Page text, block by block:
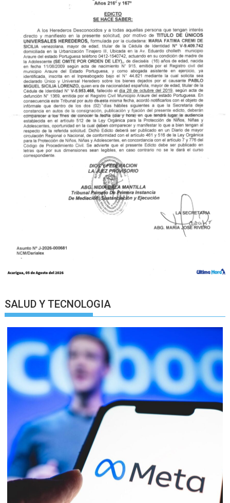
SALUD Y TECNOLOGIA